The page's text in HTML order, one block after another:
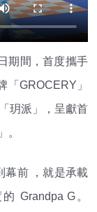
期間，首度攜手
「GROCERY」
玥派」，呈獻首
。
幕前 ，就是承載
Grandpa G。